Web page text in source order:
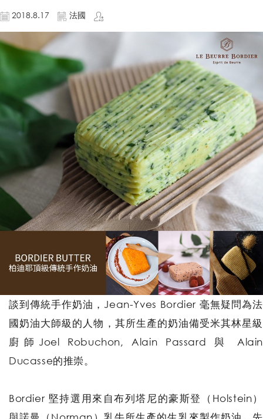
2018.8.17 法國
談到傳統手作奶油，Jean-Yves Bordier 毫無疑問為法
國奶油大師級的人物，其所生產的奶油備受米其林星級
廚師Joel Robuchon, Alain Passard 與 Alain
Ducasse的推崇。
Bordier 堅持選用來自布列塔尼的豪斯登（Holstein）